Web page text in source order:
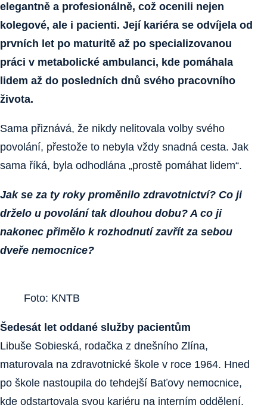
elegantně a profesionálně, což ocenili nejen
kolegové, ale i pacienti. Její kariéra se odvíjela od
prvních let po maturitě až po specializovanou
práci v metabolické ambulanci, kde pomáhala
lidem až do posledních dnů svého pracovního
života.
Sama přiznává, že nikdy nelitovala volby svého
povolání, přestože to nebyla vždy snadná cesta. Jak
sama říká, byla odhodlána „prostě pomáhat lidem“.
Jak se za ty roky proměnilo zdravotnictví? Co ji
drželo u povolání tak dlouhou dobu? A co ji
nakonec přimělo k rozhodnutí zavřít za sebou
dveře nemocnice?
Foto: KNTB
Šedesát let oddané služby pacientům
Libuše Sobieská, rodačka z dnešního Zlína,
maturovala na zdravotnické škole v roce 1964. Hned
po škole nastoupila do tehdejší Baťovy nemocnice,
kde odstartovala svou kariéru na interním oddělení.